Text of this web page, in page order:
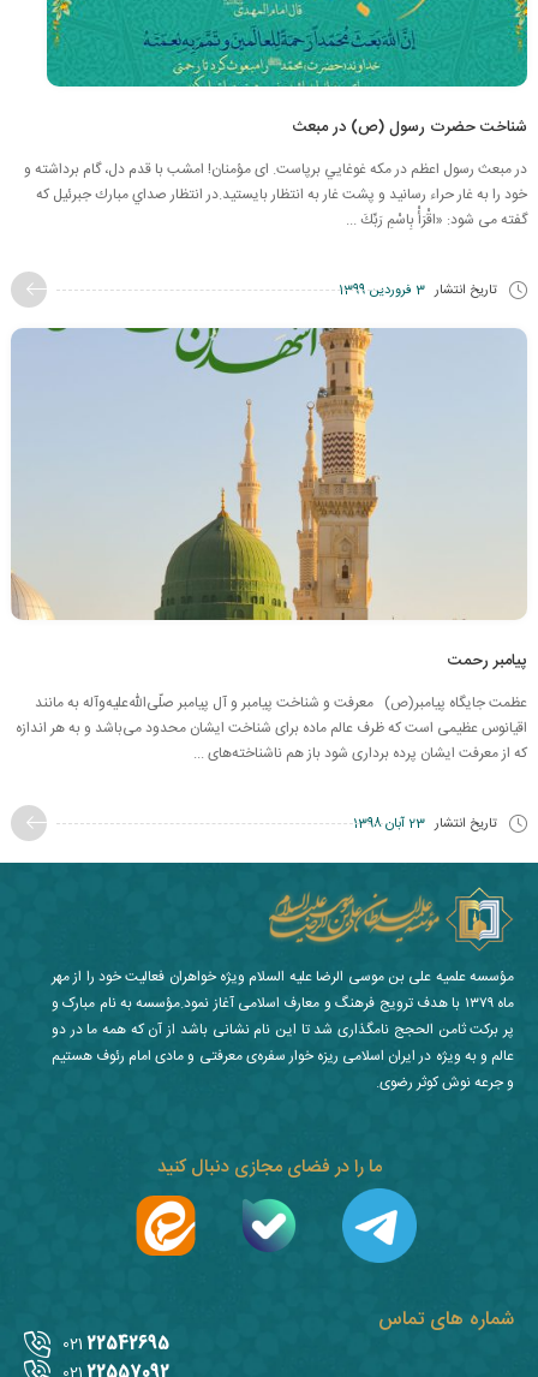
شناخت حضرت رسول (ص) در مبعث
در مبعث رسول اعظم در مکه غوغايي برپاست. ای مؤمنان! امشب با قدم دل، گام برداشته و
خود را به غار حراء رسانید و پشت غار به انتظار بایستید.در انتظار صداي مبارك جبرئیل که
گفته می شود: «اقْرَأْ بِاسْمِ رَبِّكَ ...
تاریخ انتشار 3 فروردین 1399
پیامبر رحمت
عظمت جایگاه پیامبر(ص) معرفت و شناخت پیامبر و آل پیامبر صلّی‌الله‌علیه‌و‌آله به مانند
اقیانوس عظیمی است که ظرف عالم ماده برای شناخت ایشان محدود می‌باشد و به هر اندازه
که از معرفت ایشان پرده برداری شود باز هم ناشناخته‌های ...
تاریخ انتشار 23 آبان 1398
شماره های تماس
22542695
021
ما را در فضای مجازی دنبال کنید
مؤسسه علمیه علی بن موسی الرضا علیه السلام ویژه خواهران فعالیت خود را از مهر
ماه ۱۳۷۹ با هدف ترویج فرهنگ و معارف اسلامی آغاز نمود.مؤسسه به نام مبارک و
پر برکت ثامن الحجج نامگذاری شد تا این نام نشانی باشد از آن که همه ما در دو
عالم و به ویژه در ایران اسلامی ریزه خوار سفره‌ی معرفتی و مادی امام رئوف هستیم
و جرعه نوش کوثر رضوی.